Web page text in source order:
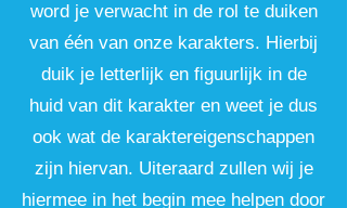
word je verwacht in de rol te duiken
van één van onze karakters. Hierbij
duik je letterlijk en figuurlijk in de
huid van dit karakter en weet je dus
ook wat de karaktereigenschappen
zijn hiervan. Uiteraard zullen wij je
hiermee in het begin mee helpen door